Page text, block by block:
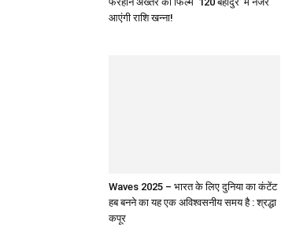
आएंगी राशि खन्ना!
Waves 2025 – भारत के लिए दुनिया का कंटेंट
हब बनने का यह एक अविश्वसनीय समय है : श्रद्धा
कपूर